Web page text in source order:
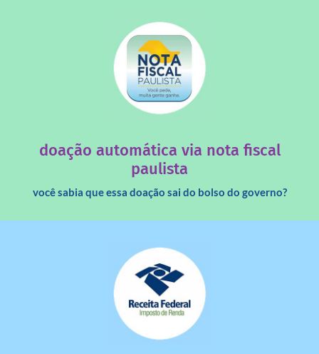
doação automática via nota fiscal
paulista
você sabia que essa doação sai do bolso do governo?
saiba mais
dinheiro deixa de ir para o governo?
saiba mais